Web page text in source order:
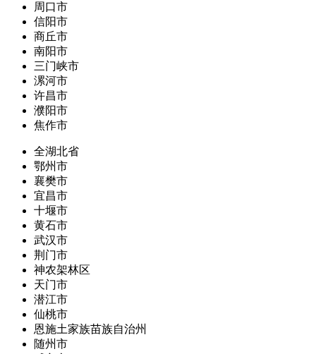
周口市
信阳市
商丘市
南阳市
三门峡市
漯河市
许昌市
濮阳市
焦作市
全湖北省
鄂州市
襄樊市
宜昌市
十堰市
黄石市
武汉市
荆门市
神农架林区
天门市
潜江市
仙桃市
恩施土家族苗族自治州
随州市